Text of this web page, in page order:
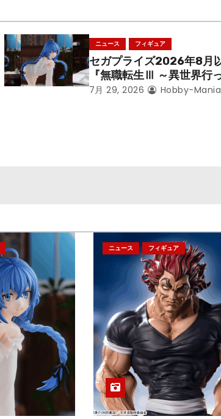
ニュース フィギュア
セガプライズ2026年8月
『無職転生Ⅲ ～異世界行
本気だす～』から「ロキシ
7月 29, 2026 Hobby-
ニュース フィギュア